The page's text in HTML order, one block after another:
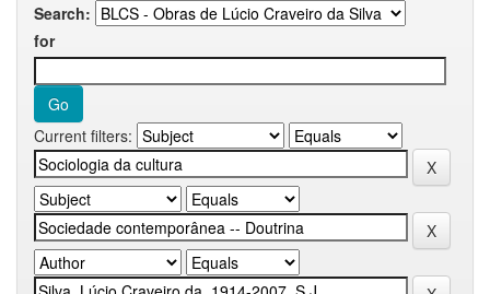
Search:
for
Current filters: